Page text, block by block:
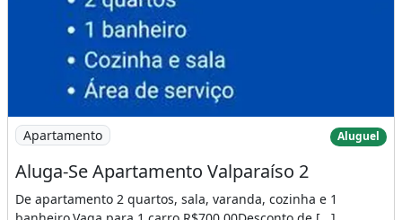
Imagem: Aluga-Se Apartamento Valparaíso 2
Apartamento Aluguel
Aluga-Se Apartamento Valparaíso 2
De apartamento 2 quartos, sala, varanda, cozinha e 1